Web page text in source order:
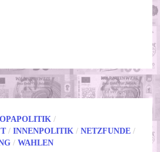
/
/INNENPOLITIK /NETZFUNDE /
/WAHLEN